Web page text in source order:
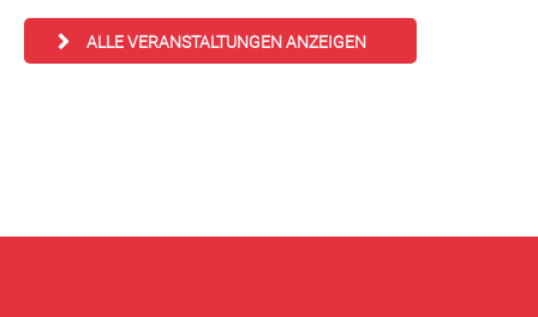
ALLE VERANSTALTUNGEN ANZEIGEN